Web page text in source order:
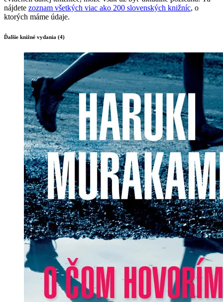
nájdete zoznam všetkých viac ako 200 slovenských knižníc, o
ktorých máme údaje.
Ďalšie knižné vydania (4)